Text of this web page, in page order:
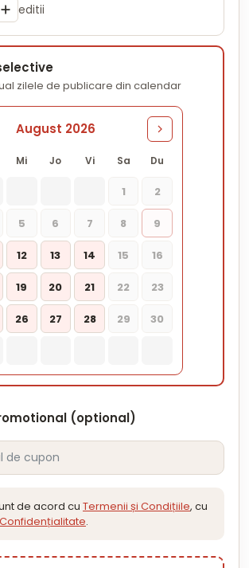
editii
zilele de publicare din calendar
August 2026
Mi Jo Vi Sa Du
1 2
5 6 7 8 9
12 13 14 15 16
19 20 21 22 23
26 27 28 29 30
(optional)
de acord cu Termenii și Condițiile, cu
.